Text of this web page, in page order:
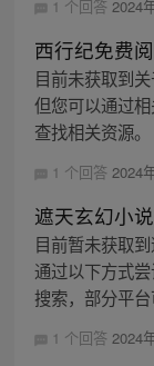
1 个回答 2024
西行纪免费
目前未获取到
但您可以通过
查找相关资源。
1 个回答 2024
遮天玄幻小
目前暂未获取
通过以下方式
搜索，部分平台
1 个回答 2024